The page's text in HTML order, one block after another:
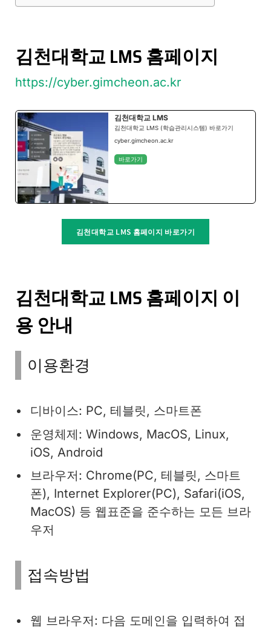
김천대학교 LMS 홈페이지
https://cyber.gimcheon.ac.kr
김천대학교 LMS
김천대학교 LMS (학습관리시스템) 바로가기
cyber.gimcheon.ac.kr
바로가기
김천대학교 LMS 홈페이지 바로가기
김천대학교 LMS 홈페이지 이
용 안내
이용환경
디바이스: PC, 테블릿, 스마트폰
운영체제: Windows, MacOS, Linux,
iOS, Android
브라우저: Chrome(PC, 테블릿, 스마트
폰), Internet Explorer(PC), Safari(iOS,
MacOS) 등 웹표준을 준수하는 모든 브라
우저
접속방법
웹 브라우저: 다음 도메인을 입력하여 접